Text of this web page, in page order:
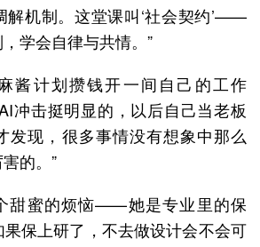
解机制。这堂课叫‘社会契约’——
学会自律与共情。”
酱计划攒钱开一间自己的工作
冲击挺明显的，以后自己当老板
发现，很多事情没有想象中那么
的。”
甜蜜的烦恼——她是专业里的保
果保上研了，不去做设计会不会可